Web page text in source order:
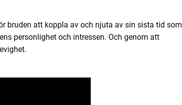
bruden att koppla av och njuta av sin sista tid som
personlighet och intressen. Och genom att